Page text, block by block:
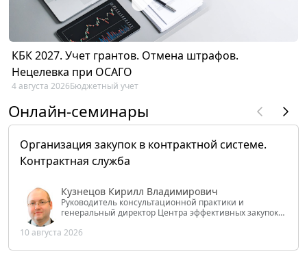
КБК 2027. Учет грантов. Отмена штрафов.
Нецелевка при ОСАГО
4 августа 2026Бюджетный учет
Онлайн-семинары
Организация закупок в контрактной системе.
Контрактная служба
Кузнецов Кирилл Владимирович
Руководитель консультационной практики и
генеральный директор Центра эффективных закупок
РФ
10 августа 2026